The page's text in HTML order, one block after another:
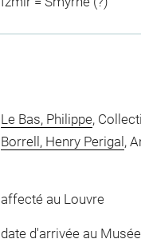
Le Bas, Philippe,
Borrell, Henry Perigal ,
affecté au Louvre
date d'arrivée au